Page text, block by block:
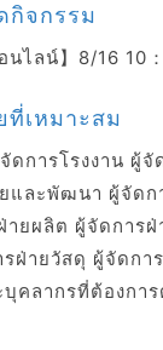
กิจกรรม
นไลน์】8/16 10
ที่เหมาะสม
ดการโรงงาน ผู้
และพัฒนา ผู้จัดก
ายผลิต ผู้จัดการ
ฝ่ายวัสดุ ผู้จัดกา
บุคลากรที่ต้องกา